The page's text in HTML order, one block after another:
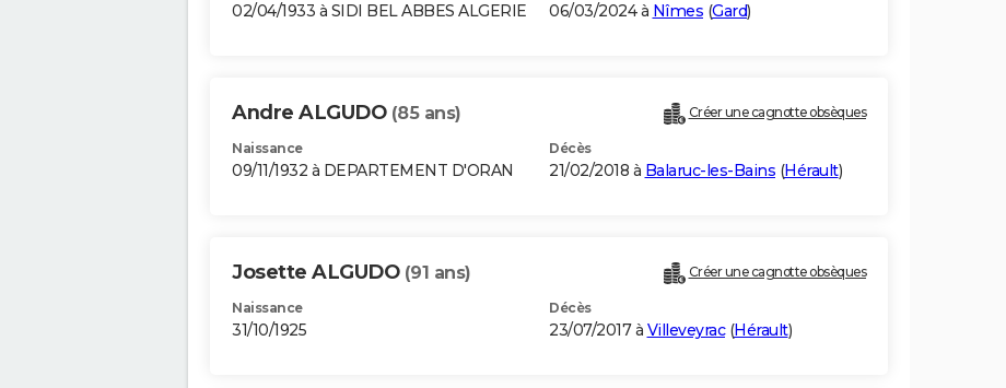
02/04/1933 à SIDI BEL ABBES ALGERIE 06/03/2024 à Nîmes (Gard)
Andre ALGUDO (85 ans) Créer une cagnotte obsèques
Naissance
09/11/1932 à DEPARTEMENT D'ORAN
Décès
21/02/2018 à Balaruc-les-Bains (Hérault)
Josette ALGUDO (91 ans) Créer une cagnotte obsèques
Naissance
31/10/1925
Décès
23/07/2017 à Villeveyrac(Hérault)